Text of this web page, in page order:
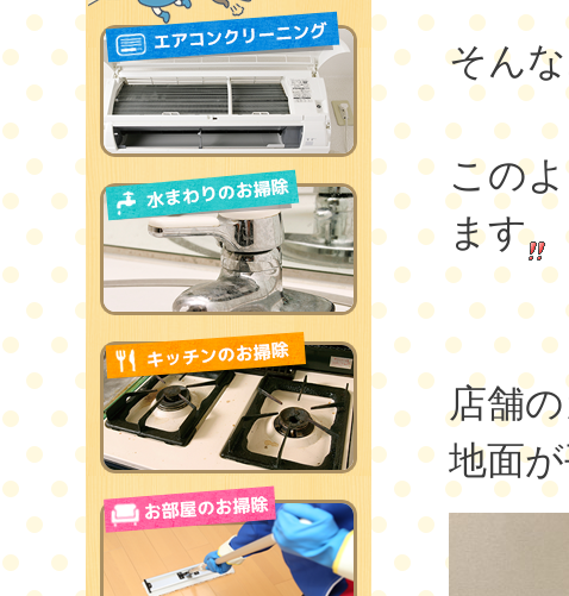
そん
この
ます
店舗
地面